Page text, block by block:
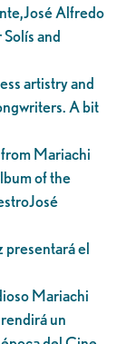
Alfredo
and
artistry and
A bit
Mariachi
of the
presentará el
Mariachi
un